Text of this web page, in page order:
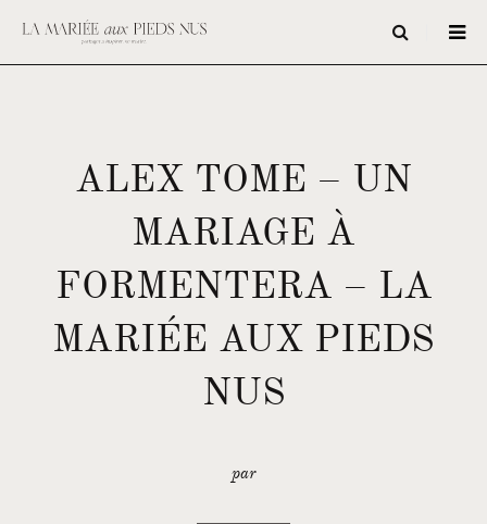
ALEX TOME – UN
MARIAGE À
FORMENTERA – LA
MARIÉE AUX PIEDS
NUS
par